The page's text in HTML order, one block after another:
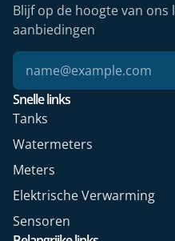
Snelle links
Tanks
Watermeters
Meters
Elektrische Verwarming
Sensoren
Blijf op de hoogte van ons
aanbiedingen